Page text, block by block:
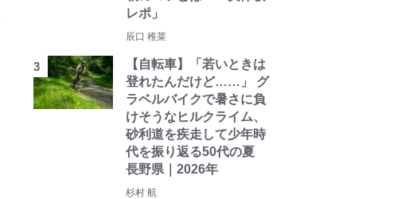
レポ」
辰口 稚菜
【自転車】「若いときは
登れたんだけど……」 グ
ラベルバイクで暑さに負
けそうなヒルクライム、
砂利道を疾走して少年時
代を振り返る50代の夏
長野県｜2026年
杉村 航